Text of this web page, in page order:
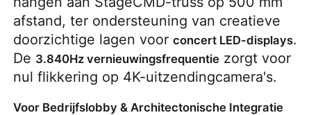
afstand, ter ondersteuning van creatieve
doorzichtige lagen voor concert LED-displays.
De 3.840Hz vernieuwingsfrequentie zorgt voor
nul flikkering op 4K-uitzendingcamera's.
Voor Bedrijfslobby & Architectonische Integratie